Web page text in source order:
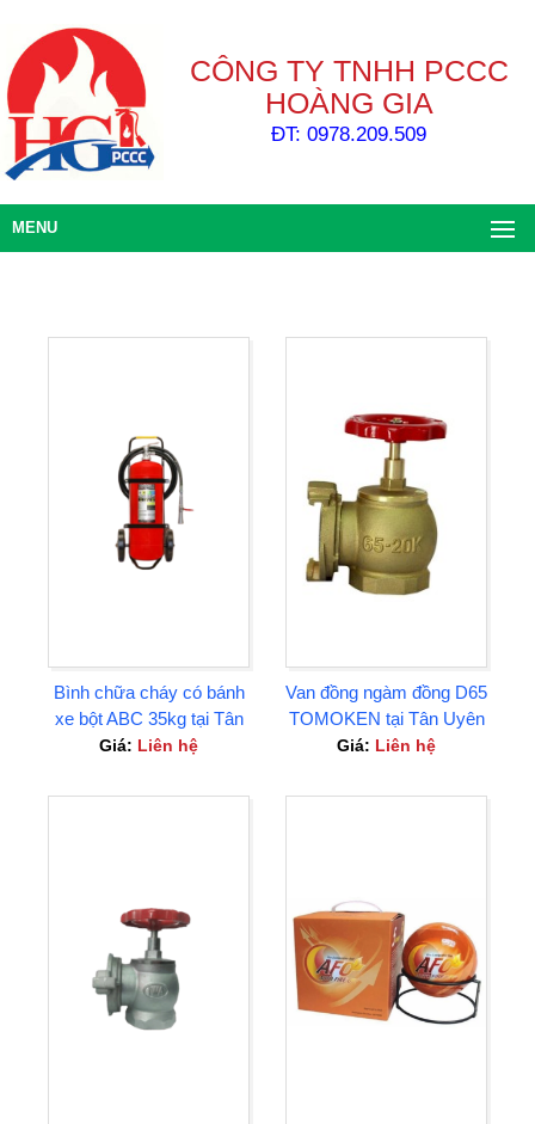
CÔNG TY TNHH PCCC
HOÀNG GIA
ĐT: 0978.209.509
MENU
Bình chữa cháy có bánh
xe bột ABC 35kg tại Tân
Uyên Bình Dương
Giá: Liên hệ
Van đồng ngàm đồng D65
TOMOKEN tại Tân Uyên
Bình Dương
Giá: Liên hệ